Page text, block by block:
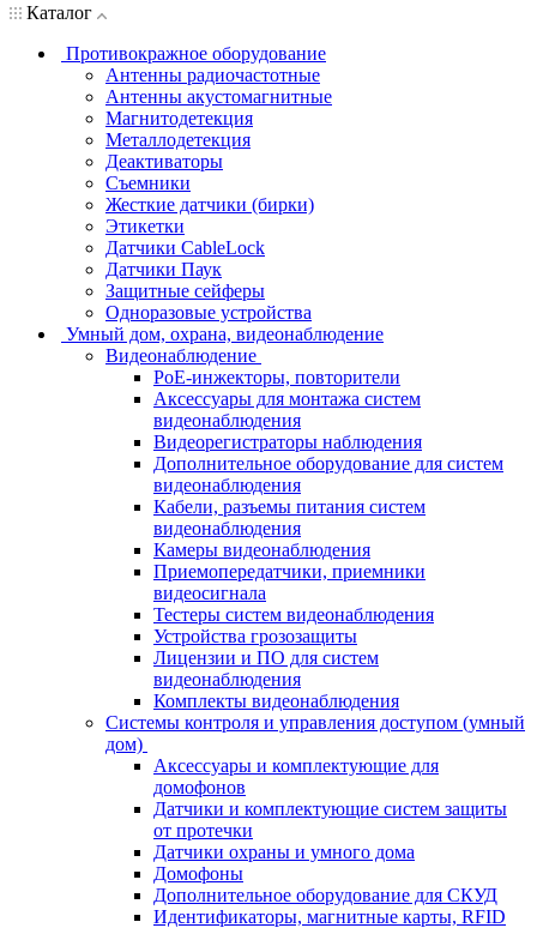
Каталог
Противокражное оборудование
Антенны радиочастотные
Антенны акустомагнитные
Магнитодетекция
Металлодетекция
Деактиваторы
Съемники
Жесткие датчики (бирки)
Этикетки
Датчики CableLock
Датчики Паук
Защитные сейферы
Одноразовые устройства
Умный дом, охрана, видеонаблюдение
Видеонаблюдение
PoE-инжекторы, повторители
Аксессуары для монтажа систем
видеонаблюдения
Видеорегистраторы наблюдения
Дополнительное оборудование для систем
видеонаблюдения
Кабели, разъемы питания систем
видеонаблюдения
Камеры видеонаблюдения
Приемопередатчики, приемники
видеосигнала
Тестеры систем видеонаблюдения
Устройства грозозащиты
Лицензии и ПО для систем
видеонаблюдения
Комплекты видеонаблюдения
Системы контроля и управления доступом (умный
дом)
Аксессуары и комплектующие для
домофонов
Датчики и комплектующие систем защиты
от протечки
Датчики охраны и умного дома
Домофоны
Дополнительное оборудование для СКУД
Идентификаторы, магнитные карты, RFID